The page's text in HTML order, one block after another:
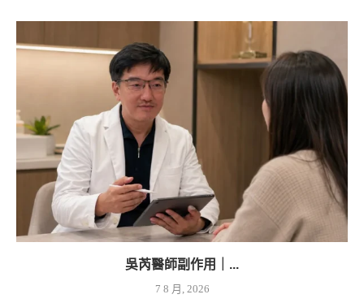
吳芮醫師副作用｜...
7 8 月, 2026